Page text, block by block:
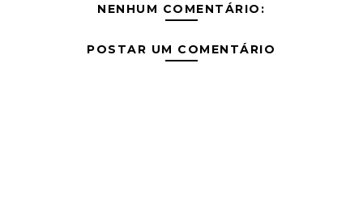
NENHUM COMENTÁRIO:
POSTAR UM COMENTÁRIO